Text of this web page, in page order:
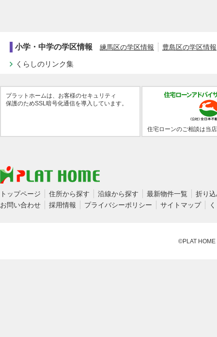
小学・中学の学区情報 練馬区の学区情報 豊島区の学区情報
くらしのリンク集
プラットホームは、お客様のセキュリティ
保護のためSSL暗号化通信を導入しています。
住宅ローンのご相談は当
トップページ 住所から探す 沿線から探す 最新物件一覧
折り
お問い合わせ
採用情報 プライバシーポリシー サイトマップ
©PLAT HOME